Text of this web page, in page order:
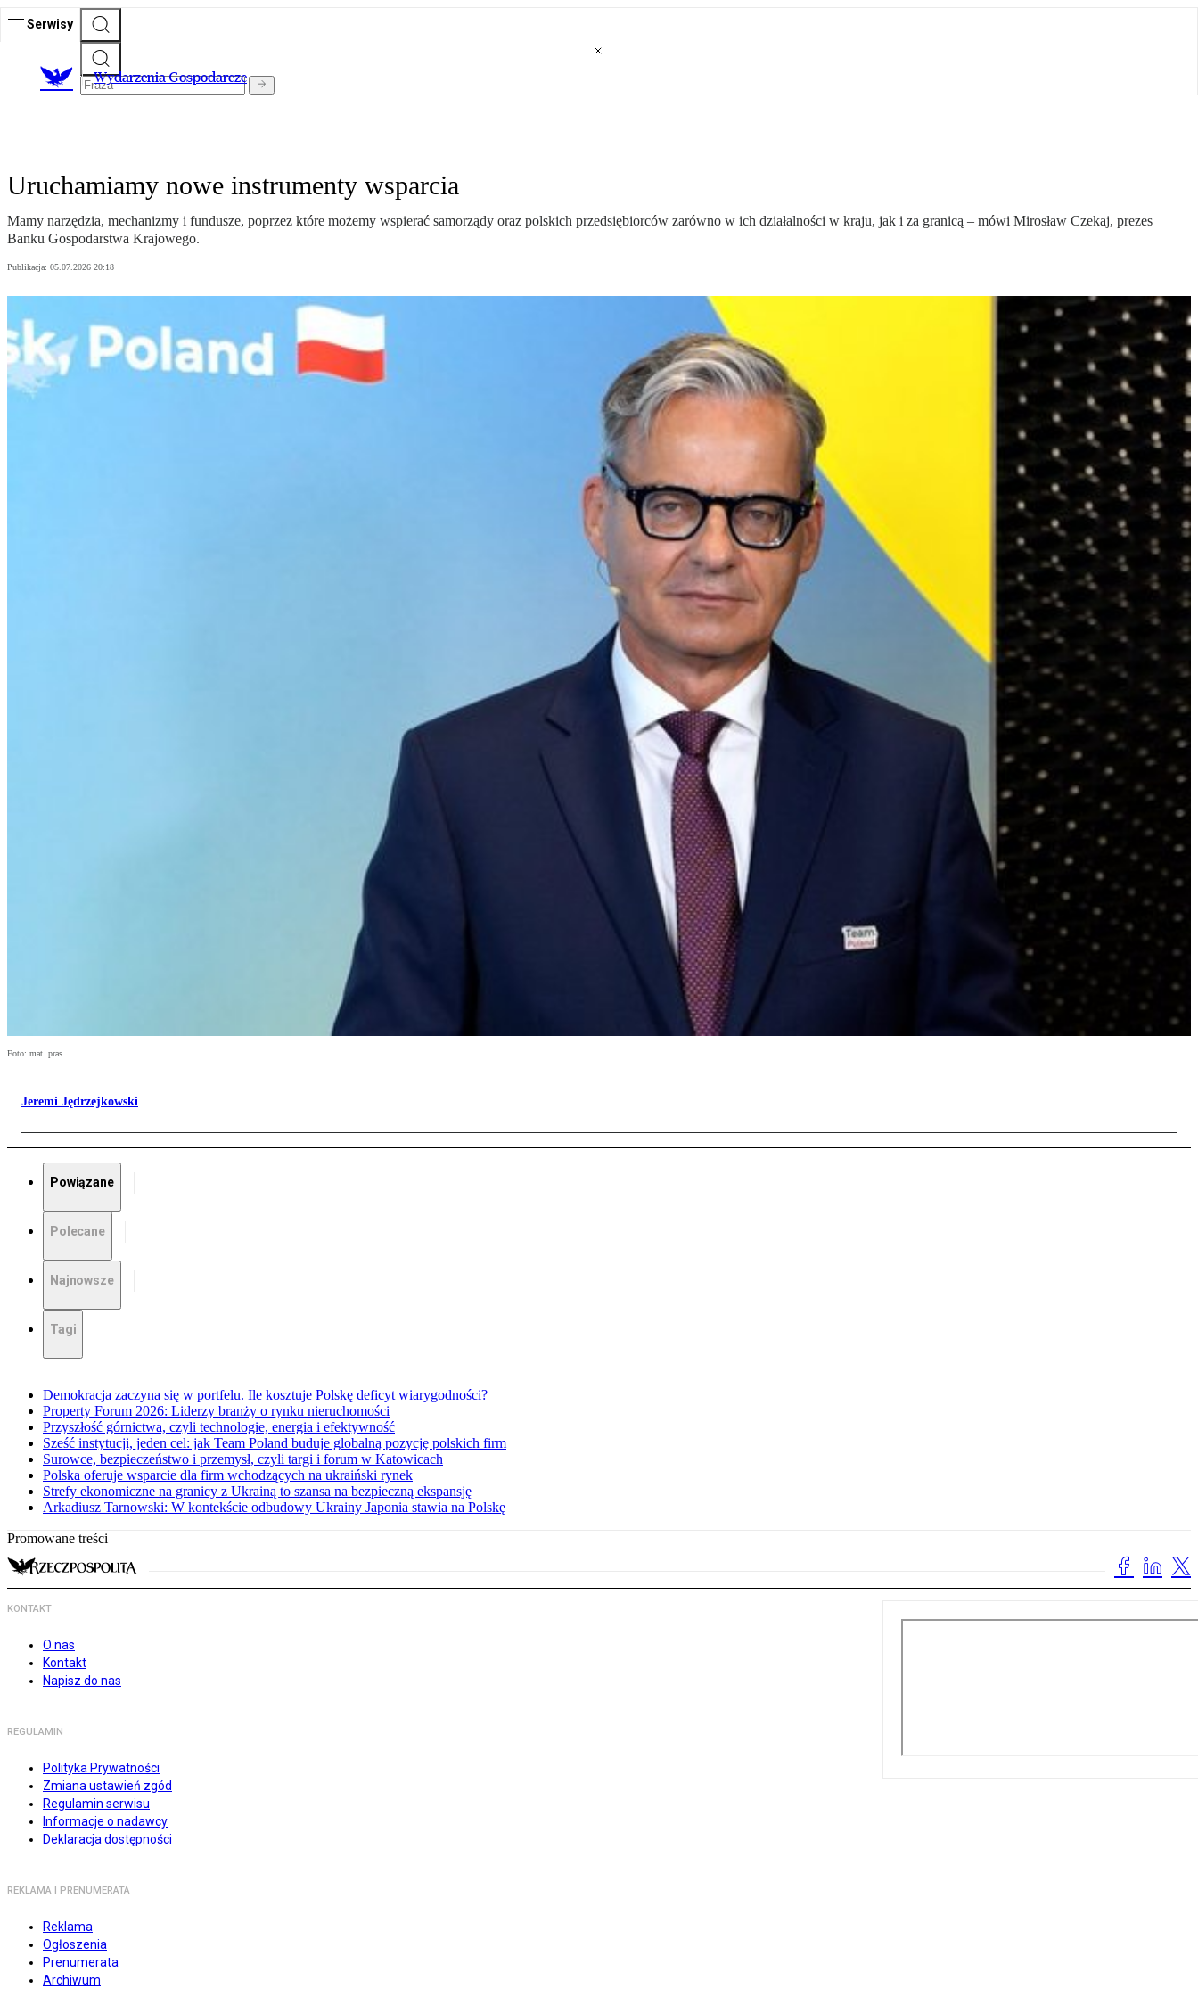
Serwisy
Wydarzenia Gospodarcze
Uruchamiamy nowe instrumenty wsparcia
Mamy narzędzia, mechanizmy i fundusze, poprzez które możemy wspierać samorządy oraz polskich przedsiębiorców zarówno w ich działalności w kraju, jak i za granicą – mówi Mirosław Czekaj, prezes
Banku Gospodarstwa Krajowego.
Publikacja: 05.07.2026 20:18
Foto: mat. pras.
Jeremi Jędrzejkowski
Powiązane
Polecane
Najnowsze
Tagi
Demokracja zaczyna się w portfelu. Ile kosztuje Polskę deficyt wiarygodności?
Property Forum 2026: Liderzy branży o rynku nieruchomości
Przyszłość górnictwa, czyli technologie, energia i efektywność
Sześć instytucji, jeden cel: jak Team Poland buduje globalną pozycję polskich firm
Surowce, bezpieczeństwo i przemysł, czyli targi i forum w Katowicach
Polska oferuje wsparcie dla firm wchodzących na ukraiński rynek
Strefy ekonomiczne na granicy z Ukrainą to szansa na bezpieczną ekspansję
Arkadiusz Tarnowski: W kontekście odbudowy Ukrainy Japonia stawia na Polskę
Promowane treści
KONTAKT
O nas
Kontakt
Napisz do nas
REGULAMIN
Polityka Prywatności
Zmiana ustawień zgód
Regulamin serwisu
Informacje o nadawcy
Deklaracja dostępności
REKLAMA I PRENUMERATA
Reklama
Ogłoszenia
Prenumerata
Archiwum